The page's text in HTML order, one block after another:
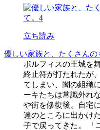
立ち読み
優しい家族と、たくさん
ボルフィスの王城を
終止符が打たれたが
てしまい、闇の組織
ーキたちは常識外れ
や街を修復後、自宅
達のところに出かけ
子で戻ってきた。